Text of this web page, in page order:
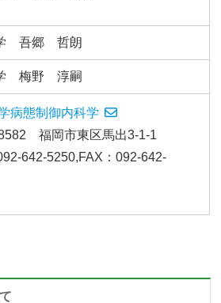
吾郷 哲朗
梅野 淳嗣
病態制御内科学
福岡市東区馬出3-1-1
642-5250,FAX：092-642-